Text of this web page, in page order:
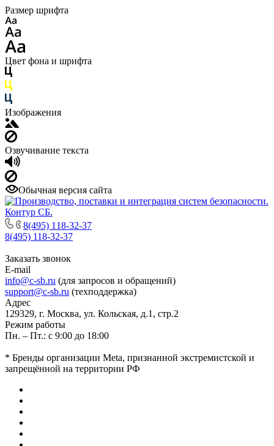
Размер шрифта
Цвет фона и шрифта
Изображения
Озвучивание текста
Обычная версия сайта
8(495) 118-32-37
8(495) 118-32-37
Заказать звонок
E-mail
info@c-sb.ru (для запросов и обращений)
support@c-sb.ru (техподдержка)
Адрес
129329, г. Москва, ул. Кольская, д.1, стр.2
Режим работы
Пн. – Пт.: с 9:00 до 18:00
* Бренды организации Meta, признанной экстремистской и
запрещённой на территории РФ